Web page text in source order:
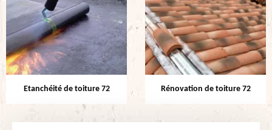
Etanchéité de toiture 72 Rénovation de toiture 72